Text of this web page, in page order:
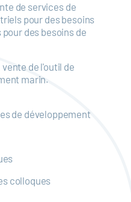
de services de
pour des besoins
des besoins de
vente de l'outil de
marin.
de développement
colloques